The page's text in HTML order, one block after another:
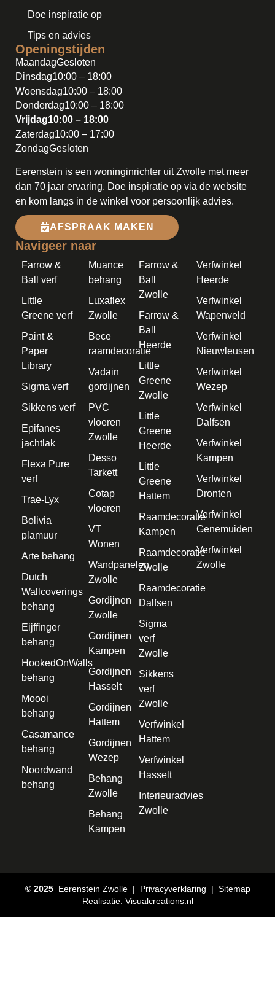
Doe inspiratie op
Tips en advies
Openingstijden
MaandagGesloten
Dinsdag10:00 – 18:00
Woensdag10:00 – 18:00
Donderdag10:00 – 18:00
Vrijdag10:00 – 18:00
Zaterdag10:00 – 17:00
ZondagGesloten
Eerenstein is een woninginrichter uit Zwolle met meer
dan 70 jaar ervaring. Doe inspiratie op via de website
en kom langs in de winkel voor persoonlijk advies.
AFSPRAAK MAKEN
Navigeer naar
Farrow &
Ball verf
Little
Greene verf
Paint &
Paper
Library
Sigma verf
Sikkens verf
Epifanes
jachtlak
Flexa Pure
verf
Trae-Lyx
Bolivia
plamuur
Arte behang
Dutch
Wallcoverings
behang
Eijffinger
behang
HookedOnWalls
behang
Moooi
behang
Casamance
behang
Noordwand
behang
Muance
behang
Luxaflex
Zwolle
Bece
raamdecoratie
Vadain
gordijnen
PVC
vloeren
Zwolle
Desso
Tarkett
Cotap
vloeren
VT
Wonen
Wandpanelen
Zwolle
Gordijnen
Zwolle
Gordijnen
Kampen
Gordijnen
Hasselt
Gordijnen
Hattem
Gordijnen
Wezep
Behang
Zwolle
Behang
Kampen
Farrow &
Ball
Zwolle
Farrow &
Ball
Heerde
Little
Greene
Zwolle
Little
Greene
Heerde
Little
Greene
Hattem
Raamdecoratie
Kampen
Raamdecoratie
Zwolle
Raamdecoratie
Dalfsen
Sigma
verf
Zwolle
Sikkens
verf
Zwolle
Verfwinkel
Hattem
Verfwinkel
Hasselt
Interieuradvies
Zwolle
Verfwinkel
Heerde
Verfwinkel
Wapenveld
Verfwinkel
Nieuwleusen
Verfwinkel
Wezep
Verfwinkel
Dalfsen
Verfwinkel
Kampen
Verfwinkel
Dronten
Verfwinkel
Genemuiden
Verfwinkel
Zwolle
© 2025Eerenstein Zwolle | Privacyverklaring | Sitemap
Realisatie: Visualcreations.nl